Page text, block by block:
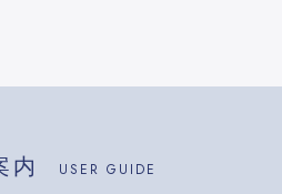
内 USER GUIDE